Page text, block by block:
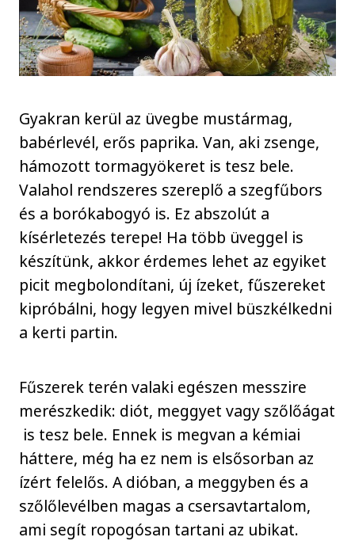
Gyakran kerül az üvegbe mustármag,
babérlevél, erős paprika. Van, aki zsenge,
hámozott tormagyökeret is tesz bele.
Valahol rendszeres szereplő a szegfűbors
és a borókabogyó is. Ez abszolút a
kísérletezés terepe! Ha több üveggel is
készítünk, akkor érdemes lehet az egyiket
picit megbolondítani, új ízeket, fűszereket
kipróbálni, hogy legyen mivel büszkélkedni
a kerti partin.
Fűszerek terén valaki egészen messzire
merészkedik: diót, meggyet vagy szőlőágat
is tesz bele. Ennek is megvan a kémiai
háttere, még ha ez nem is elsősorban az
ízért felelős. A dióban, a meggyben és a
szőlőlevélben magas a csersavtartalom,
ami segít ropogósan tartani az ubikat.